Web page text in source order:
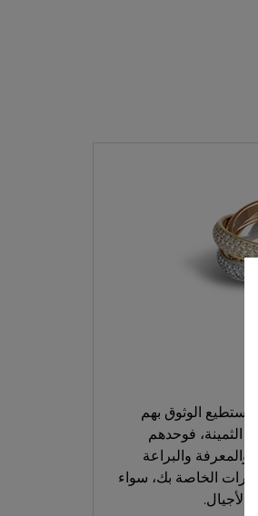
تستطيع الوثوق بهم
الثمينة، فوحدهم
والبراعة
الخاصة بك، سواء
الأجيال.